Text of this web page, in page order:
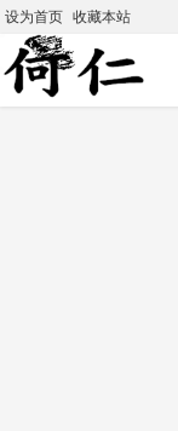
设为首页 收藏本站